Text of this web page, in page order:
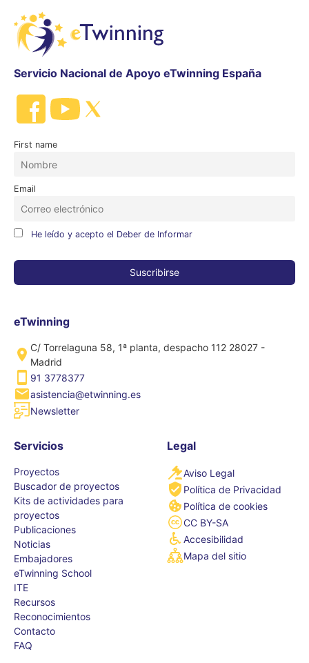
Servicio Nacional de Apoyo eTwinning España
First name
Email
He leído y acepto el Deber de Informar
eTwinning
C/ Torrelaguna 58, 1ª planta, despacho 112 28027 -
Madrid
91 3778377
asistencia@etwinning.es
Newsletter
Servicios
Proyectos
Buscador de proyectos
Kits de actividades para
proyectos
Publicaciones
Noticias
Embajadores
eTwinning School
ITE
Recursos
Reconocimientos
Contacto
FAQ
Legal
Aviso Legal
Política de Privacidad
Política de cookies
CC BY-SA
Accesibilidad
Mapa del sitio